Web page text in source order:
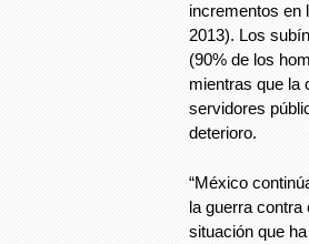
incrementos en
2013). Los
(90% de los
mientras que la
servidores
deterioro.
“México
la guerra contra
situación que